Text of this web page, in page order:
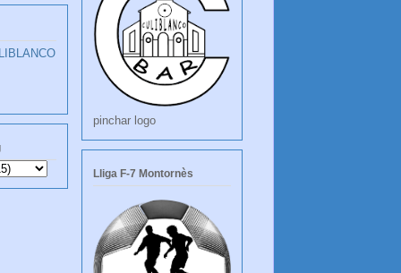
pinchar logo
Lliga F-7 Montornès